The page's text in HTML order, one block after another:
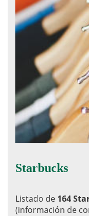
Starbucks
Listado de 164
(información de